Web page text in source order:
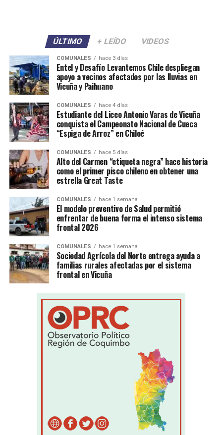
ÚLTIMO + LEÍDO VIDEOS
COMUNALES hace 3 días
Entel y Desafío Levantemos Chile despliegan
apoyo a vecinos afectados por las lluvias en
Vicuña y Paihuano
COMUNALES hace 4 días
Estudiante del Liceo Antonio Varas de Vicuña
conquista el Campeonato Nacional de Cueca
“Espiga de Arroz” en Chiloé
COMUNALES hace 5 días
Alto del Carmen “etiqueta negra” hace historia
como el primer pisco chileno en obtener una
estrella Great Taste
COMUNALES hace 1 semana
El modelo preventivo de Salud permitió
enfrentar de buena forma el intenso sistema
frontal 2026
COMUNALES hace 1 semana
Sociedad Agrícola del Norte entrega ayuda a
familias rurales afectadas por el sistema
frontal en Vicuña